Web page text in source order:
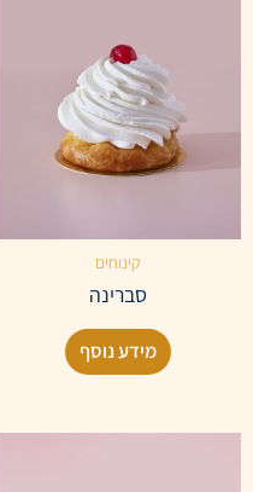
קינוחים
סברינה
מידע נוסף